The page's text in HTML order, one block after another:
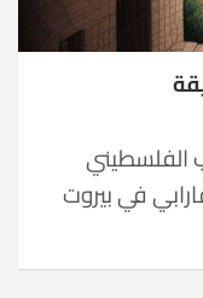
الفلسطيني
في بيروت